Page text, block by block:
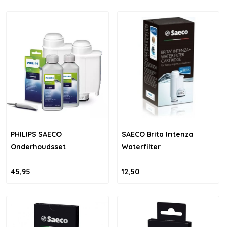
PHILIPS SAECO
Onderhoudsset
45,95
SAECO Brita Intenza
Waterfilter
12,50